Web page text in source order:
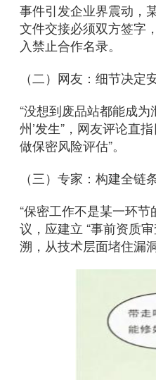
事件引发企业界震动，
文件交接必须双方签字
入禁止合作名录。
（二）网友：细节决定
“没想到废品站都能成
州’发生”，网友评论直
做保密风险评估”。
（三）专家：构建全链
“保密工作不是某一环
议，应建立 “事前资质
溯，从技术层面堵住漏洞